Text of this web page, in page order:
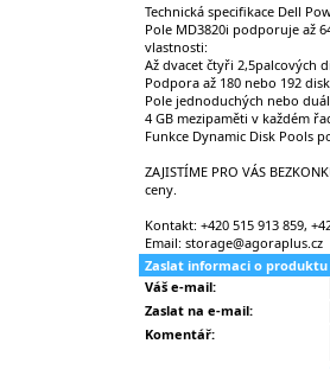
Technická specifikace Dell
Pole MD3820i podporuje až
vlastnosti:
Až dvacet čtyři 2,5palcových
Podpora až 180 nebo 192
Pole jednoduchých nebo
4 GB mezipaměti v každém
Funkce Dynamic Disk Pools
ZAJISTÍME PRO VÁS
ceny.
Kontakt: +420 515 913 859,
Email: storage@agoraplus.cz
Zaslat informaci o
Váš e-mail:
Zaslat na e-mail:
Komentář: